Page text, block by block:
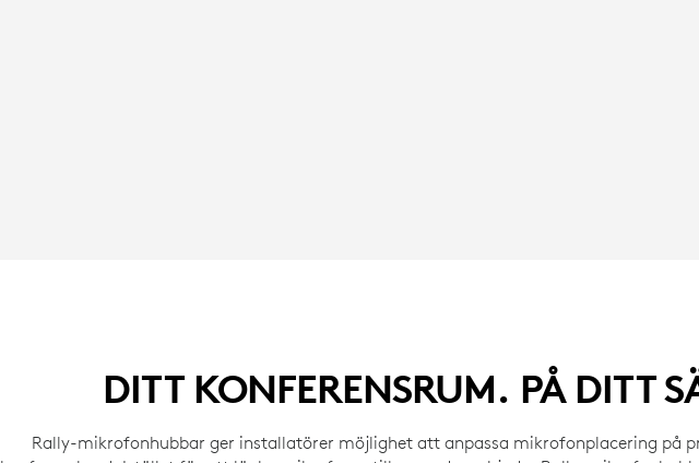
DITT KONFERENSRUM. PÅ DITT
Rally-mikrofonhubbar ger installatörer möjlighet att anpassa mikrofonplacering på